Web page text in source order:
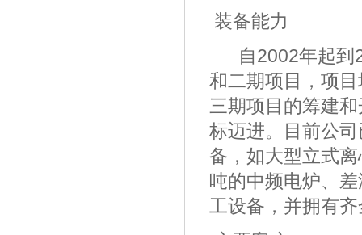
装备能力
自2002年起到
和二期项目，项
三期项目的筹建
标迈进。目前公
备，如大型立式
吨的中频电炉、
工设备，并拥有